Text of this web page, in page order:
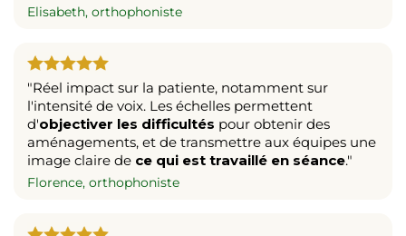
Elisabeth, orthophoniste
"Réel impact sur la patiente, notamment sur
l'intensité de voix. Les échelles permettent
d'objectiver les difficultés pour obtenir des
aménagements, et de transmettre aux équipes une
image claire de ce qui est travaillé en séance."
Florence, orthophoniste